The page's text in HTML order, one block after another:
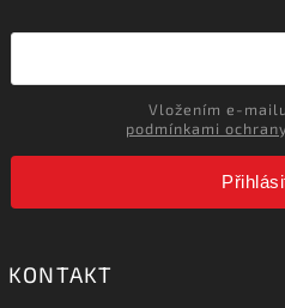
podmínkami
KONTAKT